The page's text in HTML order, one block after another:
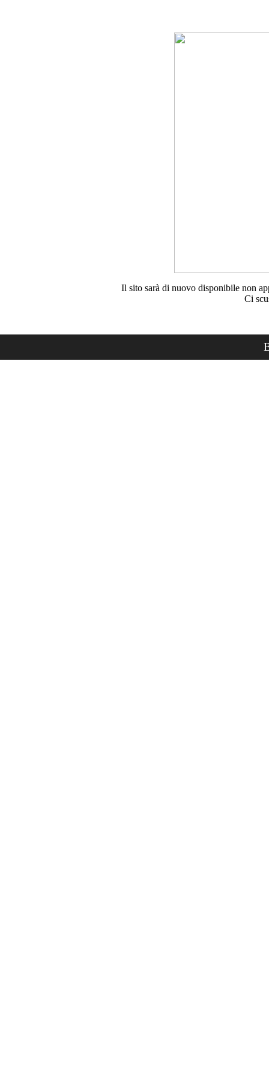
Il sito sarà di nuovo disponibile non
Ci